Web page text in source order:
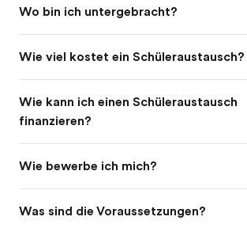
Wo bin ich untergebracht?
Wie viel kostet ein Schüleraustausch?
Wie kann ich einen Schüleraustausch
finanzieren?
Wie bewerbe ich mich?
Was sind die Voraussetzungen?